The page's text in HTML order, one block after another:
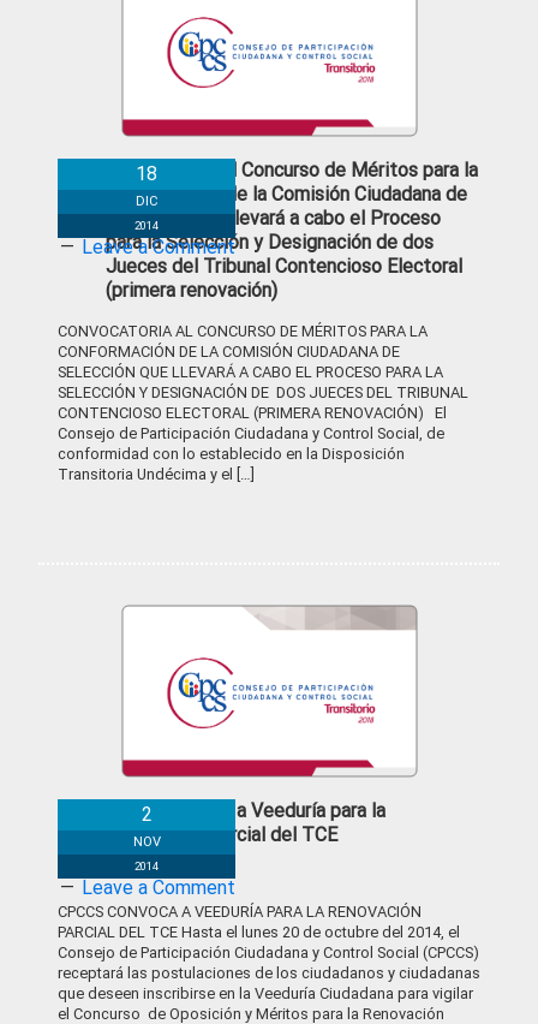
Convocatoria al Concurso de Méritos para la
conformación de la Comisión Ciudadana de
Selección que llevará a cabo el Proceso
para la Selección y Designación de dos
Jueces del Tribunal Contencioso Electoral
(primera renovación)
18
DIC
2014
Leave a Comment
CONVOCATORIA AL CONCURSO DE MÉRITOS PARA LA
CONFORMACIÓN DE LA COMISIÓN CIUDADANA DE
SELECCIÓN QUE LLEVARÁ A CABO EL PROCESO PARA LA
SELECCIÓN Y DESIGNACIÓN DE DOS JUECES DEL TRIBUNAL
CONTENCIOSO ELECTORAL (PRIMERA RENOVACIÓN) El
Consejo de Participación Ciudadana y Control Social, de
conformidad con lo establecido en la Disposición
Transitoria Undécima y el […]
Cpccs convoca a Veeduría para la
Renovación Parcial del TCE
2
NOV
2014
Leave a Comment
CPCCS CONVOCA A VEEDURÍA PARA LA RENOVACIÓN
PARCIAL DEL TCE Hasta el lunes 20 de octubre del 2014, el
Consejo de Participación Ciudadana y Control Social (CPCCS)
receptará las postulaciones de los ciudadanos y ciudadanas
que deseen inscribirse en la Veeduría Ciudadana para vigilar
el Concurso de Oposición y Méritos para la Renovación